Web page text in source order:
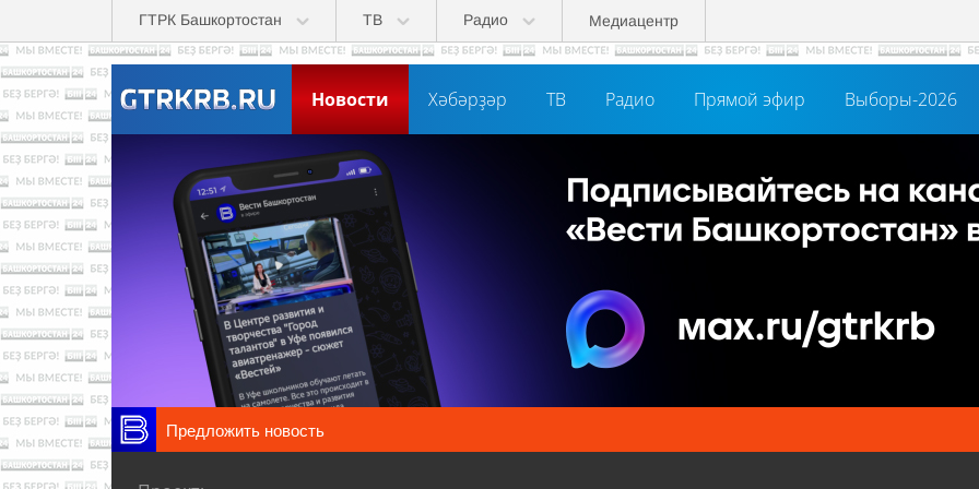
Перейти к основному содержанию
ГТРК Башкортостан ТВ Радио Медиацентр
Новости Хәбәрҙәр ТВ Радио Прямой эфир Выборы-2026
Предложить новость